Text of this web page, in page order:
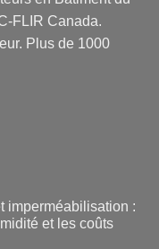
FLIR Canada.
Plus de 1000
imperméabilisation :
et les coûts